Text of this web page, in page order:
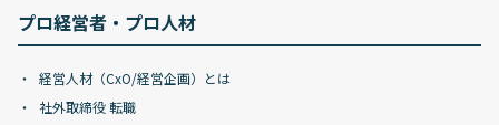
プロ経営者・プロ人材
経営人材（CxO/経営企画）とは
社外取締役 転職